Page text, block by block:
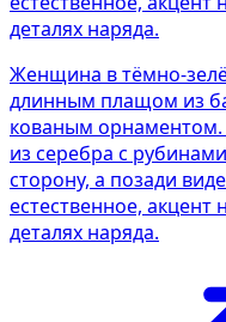
Женщина в тёмно-
длинным плащом из
кованым
из серебра с
сторону, а позади
естественное, акцент
деталях наряда.